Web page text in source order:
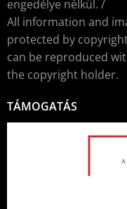
engedélye nélkül. /
All information and
protected by
can be reproduced
the copyright holder.
TÁMOGATÁS